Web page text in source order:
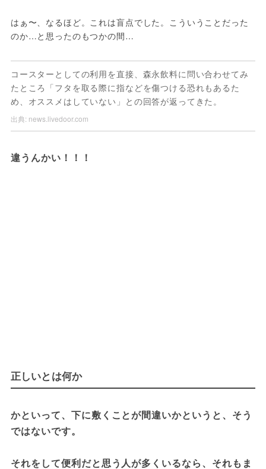
はぁ〜、なるほど。これは盲点でした。こういうことだった
のか…と思ったのもつかの間…
コースターとしての利用を直接、森永飲料に問い合わせてみ
たところ「フタを取る際に指などを傷つける恐れもあるた
め、オススメはしていない」との回答が返ってきた。
出典: news.livedoor.com
違うんかい！！！
正しいとは何か
かといって、下に敷くことが間違いかというと、そう
ではないです。
それをして便利だと思う人が多くいるなら、それもま